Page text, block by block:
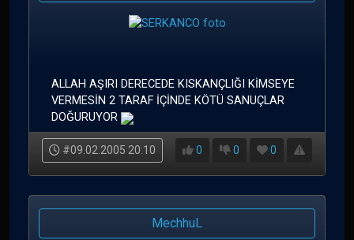
ALLAH AŞIRI DERECEDE KISKANÇLIĞI KİMSEYE
VERMESİN 2 TARAF İÇİNDE KÖTÜ SANUÇLAR
DOĞURUYOR
#09.02.2005 20:10 0 0 0
MechhuL